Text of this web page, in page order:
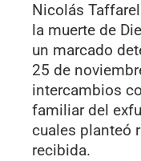
Nicolás
la muerte de
un marcado
25 de
intercambios
familiar del
cuales planteó
recibida.